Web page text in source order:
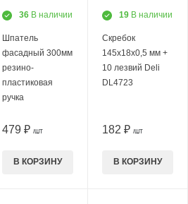
36 В наличии
Шпатель
фасадный 300мм
резино-
пластиковая
ручка
479 ₽ /ШТ
В КОРЗИНУ
19 В наличии
Скребок
145х18х0,5 мм +
10 лезвий Deli
DL4723
182 ₽ /ШТ
В КОРЗИНУ